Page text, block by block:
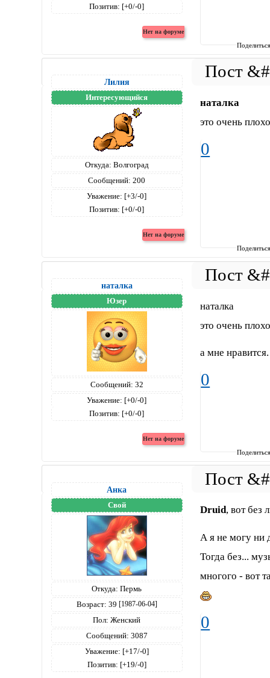
Позитив: [+0/-0]
Лилия
Интересующийся
Откуда: Волгоград
Сообщений: 200
Уважение: [+3/-0]
Позитив: [+0/-0]
наталка
это очень
0
наталка
Юзер
Сообщений: 32
Уважение: [+0/-0]
Позитив: [+0/-0]
наталка
это очень
а мне нравится.
0
Анка
Свой
Откуда: Пермь
Возраст: 39 [1987-06-04]
Пол: Женский
Сообщений: 3087
Уважение: [+17/-0]
Позитив: [+19/-0]
Druid, вот
А я не могу ни
Тогда без...
многого - вот
0